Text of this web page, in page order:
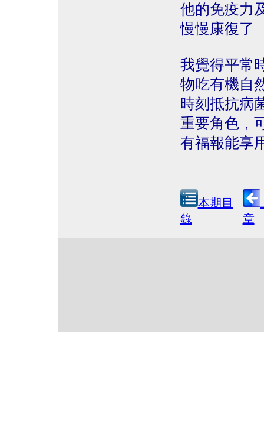
他的免疫力
慢慢康復了
我覺得平常
物吃有機自
時刻抵抗病
重要角色，
有福報能享
本期目
錄
章